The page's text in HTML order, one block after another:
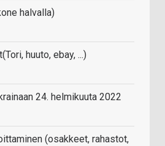
halvalla)
huuto, ebay, ...)
24. helmikuuta 2022
(osakkeet, rahastot,